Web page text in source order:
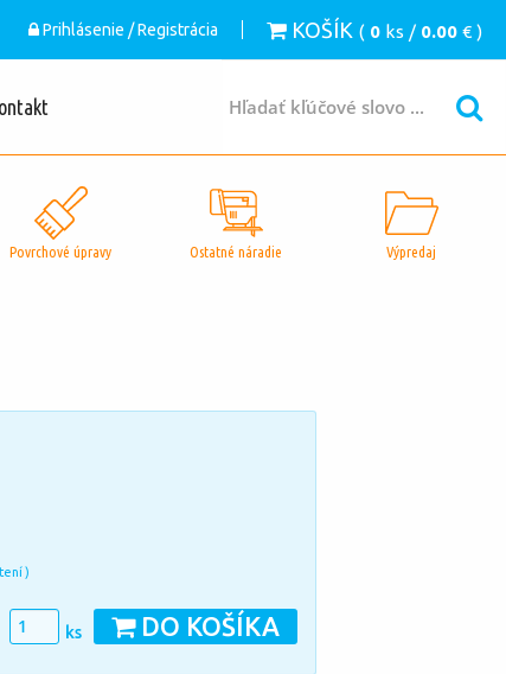
Prihlásenie / Registrácia KOŠÍK ( 0 ks / 0.00 € )
Povrchové úpravy Ostatné náradie Výpredaj
)
DO KOŠÍKA
ks